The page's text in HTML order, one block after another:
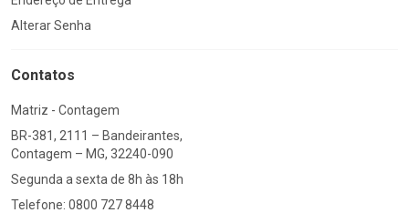
Alterar Senha
Contatos
Matriz - Contagem
BR-381, 2111 – Bandeirantes,
Contagem – MG, 32240-090
Segunda a sexta de 8h às 18h
Telefone: 0800 727 8448